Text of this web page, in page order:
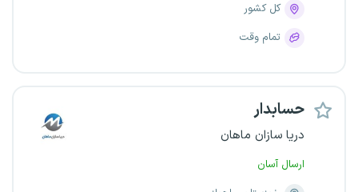
کل کشور
تمام وقت
حسابدار
دریا سازان ماهان
ارسال آسان